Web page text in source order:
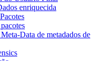
enriquecida
Data de metadados de